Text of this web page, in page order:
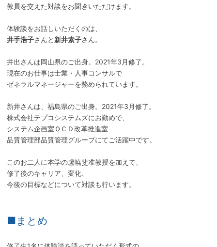
教員を交えた対談をお聞きいただけます。
体験談をお話しいただくのは、
井手浩子さんと 新井素子さん。
井出さんは岡山県のご出身。2021年3月修了。
現在のお仕事は士業・人事コンサルで
ゼネラルマネージャーを務められています。
新井さんは、福島県のご出身。2021年3月修了。
株式会社テプコシステムズにお勤めで、
システム企画室ＱＣＤ改革推進室
品質管理部品質管理グループにてご活躍中です。
このお二人に本学の盧暁斐准教授を加えて、
修了後のキャリア、変化、
今後の目標などについて対談も行います。
■まとめ